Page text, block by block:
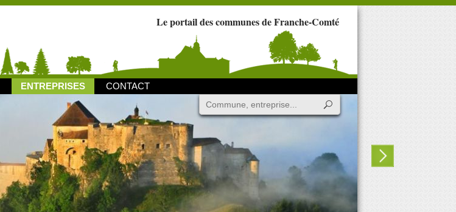
Le portail des communes de Franche-Comté
ENTREPRISES CONTACT